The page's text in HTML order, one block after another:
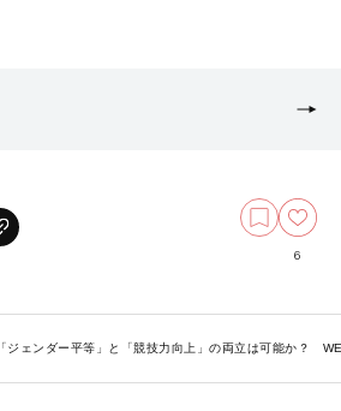
6
「ジェンダー平等」と「競技力向上」の両立は可能か？